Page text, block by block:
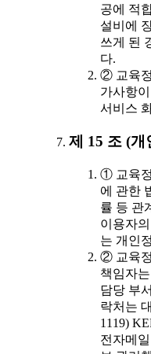
공에 적
설비에
쓰게 된
다.
② 교육
가사항
서비스
제 15 조 (개
① 교육
에 관한
률 등 관
이용자
는 개인
② 교육
책임자
담당 부
락처는
1119)
전자메